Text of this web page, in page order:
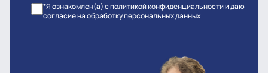
*Я ознакомлен(а) с политикой конфиденциальности и даю
согласие на обработку персональных данных